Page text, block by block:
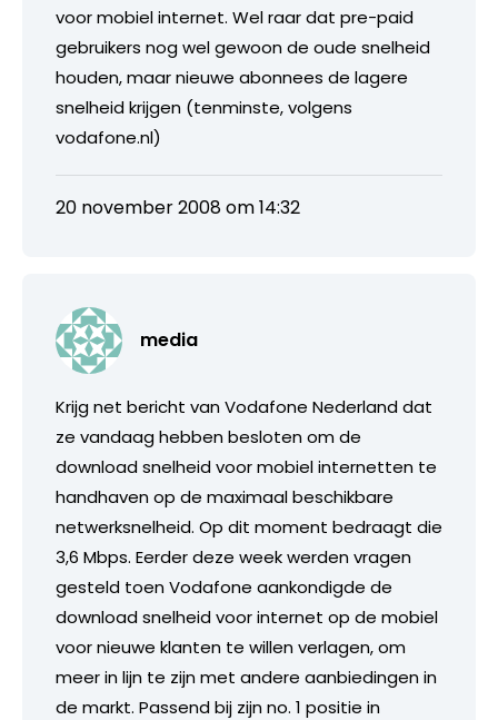
voor mobiel internet. Wel raar dat pre-paid
gebruikers nog wel gewoon de oude snelheid
houden, maar nieuwe abonnees de lagere
snelheid krijgen (tenminste, volgens
vodafone.nl)
20 november 2008 om 14:32
media
Krijg net bericht van Vodafone Nederland dat
ze vandaag hebben besloten om de
download snelheid voor mobiel internetten te
handhaven op de maximaal beschikbare
netwerksnelheid. Op dit moment bedraagt die
3,6 Mbps. Eerder deze week werden vragen
gesteld toen Vodafone aankondigde de
download snelheid voor internet op de mobiel
voor nieuwe klanten te willen verlagen, om
meer in lijn te zijn met andere aanbiedingen in
de markt. Passend bij zijn no. 1 positie in